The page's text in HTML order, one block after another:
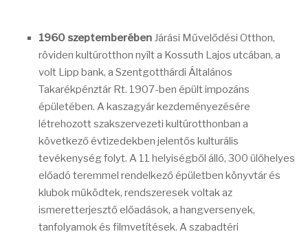
1960 szeptemberében Járási Művelődési Otthon,
röviden kultúrotthon nyílt a Kossuth Lajos utcában, a
volt Lipp bank, a Szentgotthárdi Általános
Takarékpénztár Rt. 1907-ben épült impozáns
épületében. A kaszagyár kezdeményezésére
létrehozott szakszervezeti kultúrotthonban a
következő évtizedekben jelentős kulturális
tevékenység folyt. A 11 helyiségből álló, 300 ülőhelyes
előadó teremmel rendelkező épületben könyvtár és
klubok működtek, rendszeresek voltak az
ismeretterjesztő előadások, a hangversenyek,
tanfolyamok és filmvetítések. A szabadtéri